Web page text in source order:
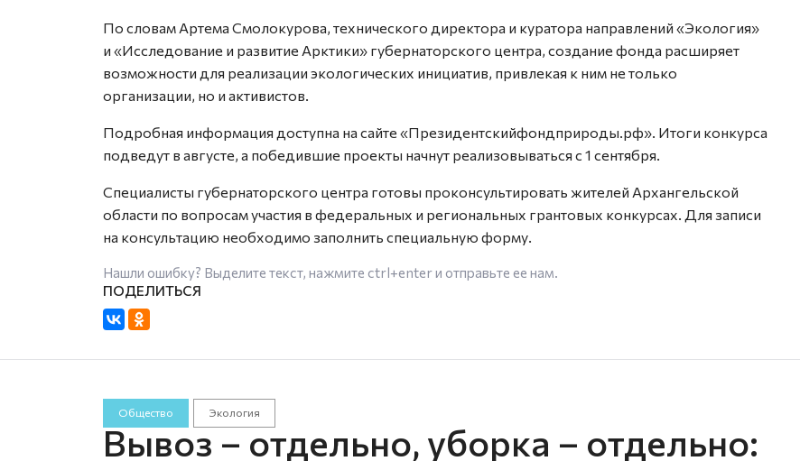
По словам Артема Смолокурова, технического директора и куратора направлений «Экология»
и «Исследование и развитие Арктики» губернаторского центра, создание фонда расширяет
возможности для реализации экологических инициатив, привлекая к ним не только
организации, но и активистов.
Подробная информация доступна на сайте «Президентскийфондприроды.рф». Итоги конкурса
подведут в августе, а победившие проекты начнут реализовываться с 1 сентября.
Специалисты губернаторского центра готовы проконсультировать жителей Архангельской
области по вопросам участия в федеральных и региональных грантовых конкурсах. Для записи
на консультацию необходимо заполнить специальную форму.
Нашли ошибку? Выделите текст, нажмите ctrl+enterи отправьте ее нам.
Общество Экология
Вывоз – отдельно, уборка – отдельно: